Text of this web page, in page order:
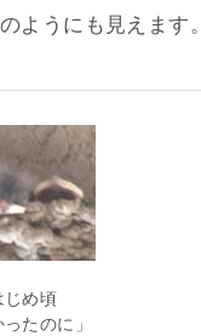
ようにも見えます。
じめ頃
ったのに」